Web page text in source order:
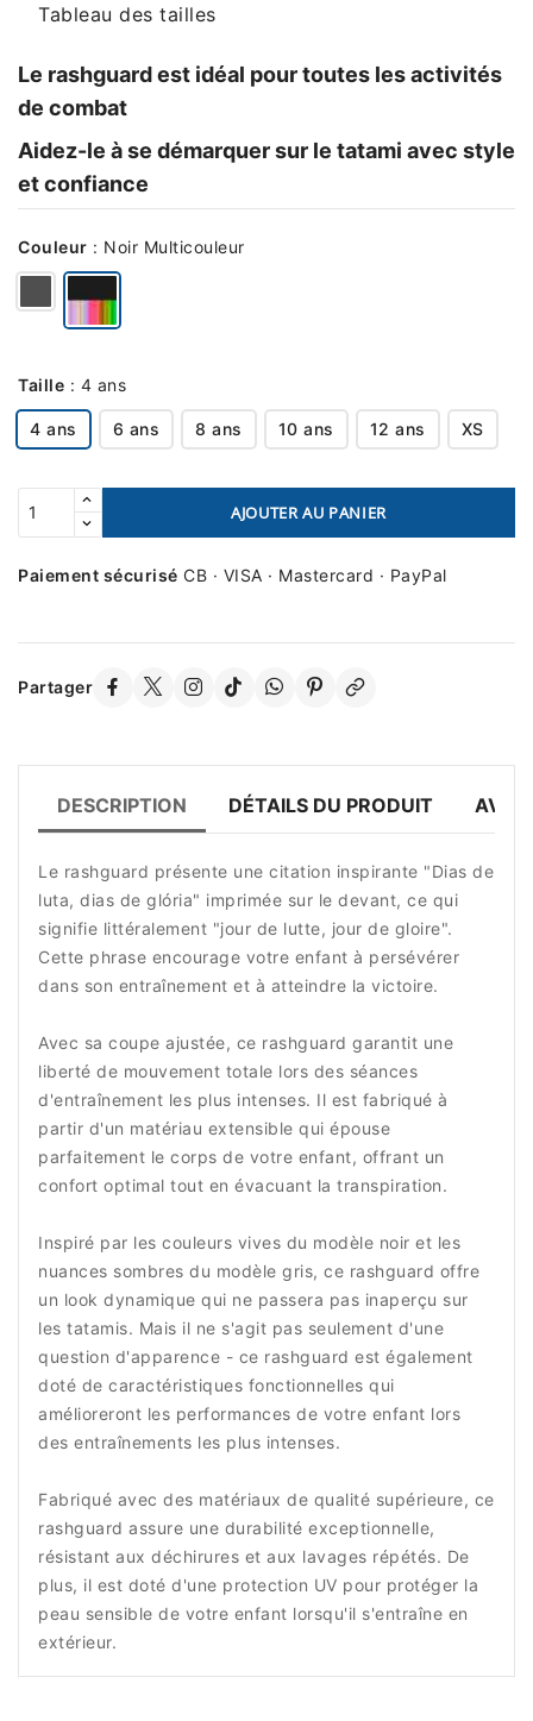
Tableau des tailles
Le rashguard est idéal pour toutes les activités
de combat
Aidez-le à se démarquer sur le tatami avec style
et confiance
Couleur : Noir Multicouleur
Taille : 4 ans
4 ans 6 ans 8 ans 10 ans 12 ans XS
AJOUTER AU PANIER
Paiement sécurisé CB · VISA · Mastercard · PayPal
Partager
DESCRIPTION DÉTAILS DU PRODUIT AVIS
Le rashguard présente une citation inspirante "Dias de
luta, dias de glória" imprimée sur le devant, ce qui
signifie littéralement "jour de lutte, jour de gloire".
Cette phrase encourage votre enfant à persévérer
dans son entraînement et à atteindre la victoire.
Avec sa coupe ajustée, ce rashguard garantit une
liberté de mouvement totale lors des séances
d'entraînement les plus intenses. Il est fabriqué à
partir d'un matériau extensible qui épouse
parfaitement le corps de votre enfant, offrant un
confort optimal tout en évacuant la transpiration.
Inspiré par les couleurs vives du modèle noir et les
nuances sombres du modèle gris, ce rashguard offre
un look dynamique qui ne passera pas inaperçu sur
les tatamis. Mais il ne s'agit pas seulement d'une
question d'apparence - ce rashguard est également
doté de caractéristiques fonctionnelles qui
amélioreront les performances de votre enfant lors
des entraînements les plus intenses.
Fabriqué avec des matériaux de qualité supérieure, ce
rashguard assure une durabilité exceptionnelle,
résistant aux déchirures et aux lavages répétés. De
plus, il est doté d'une protection UV pour protéger la
peau sensible de votre enfant lorsqu'il s'entraîne en
extérieur.